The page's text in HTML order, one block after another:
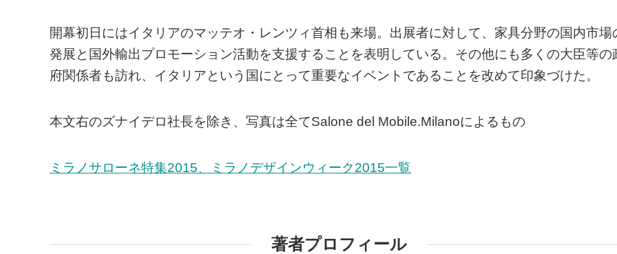
開幕初日にはイタリアのマッテオ・レンツィ首相も来場。出展者に対して、家具分野の国内市場
発展と国外輸出プロモーション活動を支援することを表明している。その他にも多くの大臣等の
府関係者も訪れ、イタリアという国にとって重要なイベントであることを改めて印象づけた。
本文右のズナイデロ社長を除き、写真は全てSalone del Mobile.Milanoによるもの
ミラノサローネ特集2015、ミラノデザインウィーク2015一覧
著者プロフィール